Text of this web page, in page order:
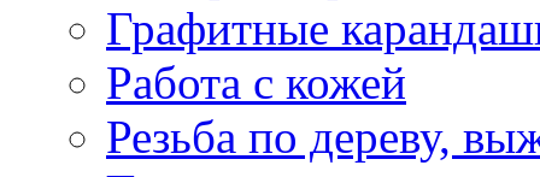
Графитные
Работа с кожей
Резьба по дереву,